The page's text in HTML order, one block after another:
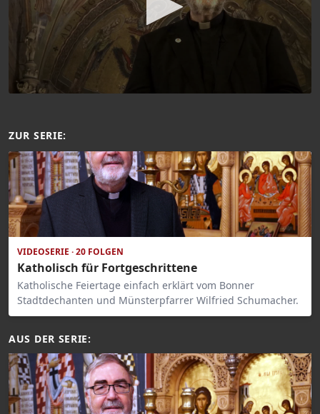
ZUR SERIE:
VIDEOSERIE · 20 FOLGEN
Katholisch für Fortgeschrittene
Katholische Feiertage einfach erklärt vom Bonner
Stadtdechanten und Münsterpfarrer Wilfried Schumacher.
AUS DER SERIE: